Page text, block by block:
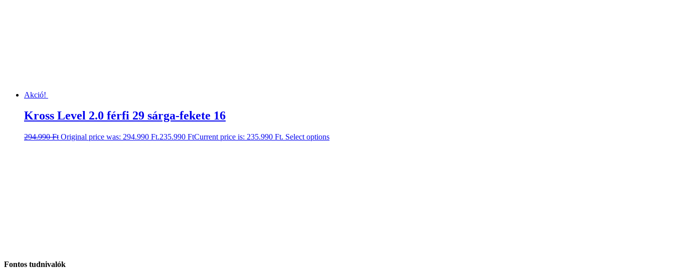
Akció!
Kross Level 2.0 férfi 29 sárga-fekete 16
294.990Ft Original price was: 294.990 Ft.235.990 FtCurrent price is: 235.990 Ft. Select options
Fontos tudnivalók